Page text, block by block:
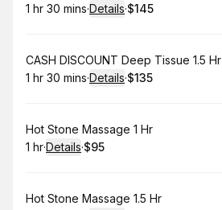
. Duration:
1 hr 30 mins·Details·
. Price
$145
Book
CASH DISCOUNT Deep Tissue 1.5 Hr
. Duration:
1 hr 30 mins·Details·
. Price
$135
Book
Hot Stone Massage 1 Hr
. Duration:
1 hr·Details·
.Price
$95
Book
Hot Stone Massage 1.5 Hr